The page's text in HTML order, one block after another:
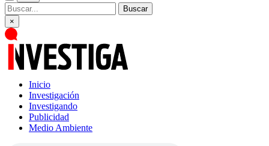
Buscar
×
Inicio
Investigación
Investigando
Publicidad
Medio Ambiente